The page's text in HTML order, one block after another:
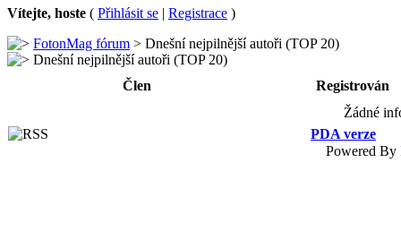
Vítejte, hoste ( Přihlásit se | Registrace )
FotonMag fórum > Dnešní nejpilnější autoři (TOP 20)
Dnešní nejpilnější autoři (TOP 20)
Člen
Registrován
Žádné
PDA verze
Powered By